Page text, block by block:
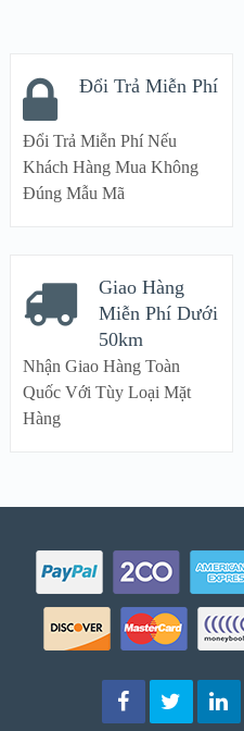
Đổi Trả Miễn Phí
Đổi Trả Miễn Phí Nếu
Khách Hàng Mua Không
Đúng Mẫu Mã
Giao Hàng
Miễn Phí Dưới
50km
Nhận Giao Hàng Toàn
Quốc Với Tùy Loại Mặt
Hàng